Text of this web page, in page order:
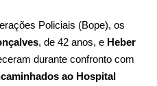
Policiais (Bope), os
, de 42 anos, e Heber
durante confronto com
ao Hospital